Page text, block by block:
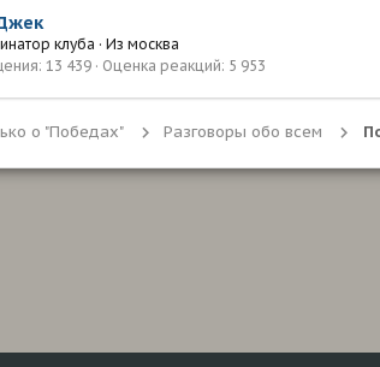
клуба · Из москва
13 439 Оценка реакций 5 953
о "Победах" Разговоры обо всем